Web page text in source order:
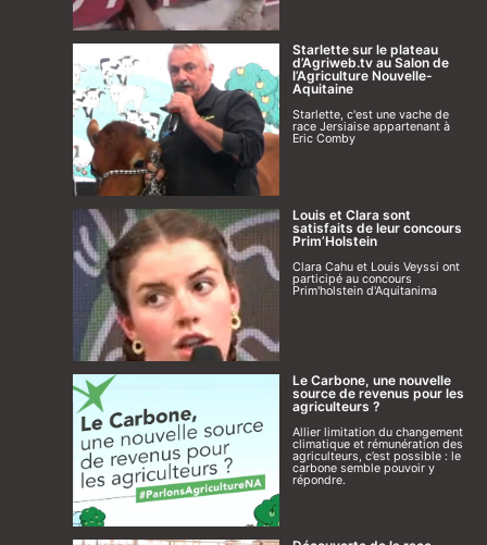
Starlette sur le plateau
d’Agriweb.tv au Salon de
l’Agriculture Nouvelle-
Aquitaine
Starlette, c'est une vache de
race Jersiaise appartenant à
Eric Comby
Louis et Clara sont
satisfaits de leur concours
Prim’Holstein
Clara Cahu et Louis Veyssi ont
participé au concours
Prim'holstein d'Aquitanima
Le Carbone, une nouvelle
source de revenus pour les
agriculteurs ?
Allier limitation du changement
climatique et rémunération des
agriculteurs, c’est possible : le
carbone semble pouvoir y
répondre.